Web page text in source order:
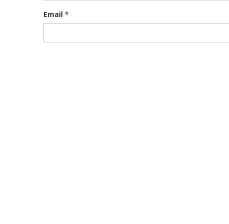
Email *